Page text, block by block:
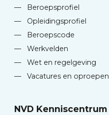
—
Beroepsprofiel
—
Opleidingsprofiel
—
Beroepscode
—
Werkvelden
—
Wet en regelgeving
—
Vacatures en oproepen
NVD Kenniscentrum